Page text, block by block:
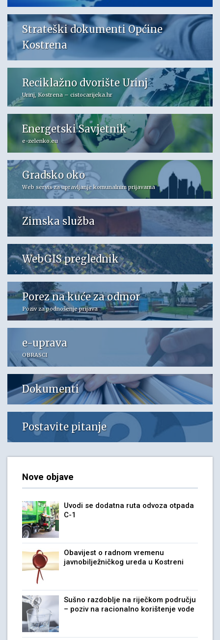
Strateški dokumenti Općine
Kostrena
Reciklažno dvorište Urinj
Urinj, Kostrena – cistocarijeka.hr
Energetski Savjetnik
e-zelenko.eu
Gradsko oko
Web servis za upravljanje komunalnim prijavama
Zimska služba
WebGIS preglednik
Porez na kuće za odmor
Poziv za podnošenje prijava
e-uprava
OBRASCI
Dokumenti
Postavite pitanje
Nove objave
Uvodi se dodatna ruta odvoza otpada
C-1
Obavijest o radnom vremenu
javnobilježničkog ureda u Kostreni
Sušno razdoblje na riječkom području
– poziv na racionalno korištenje vode